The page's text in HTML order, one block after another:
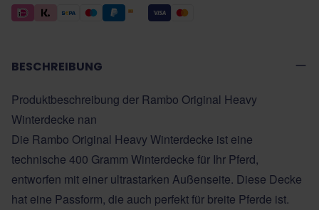
BESCHREIBUNG
Produktbeschreibung der Rambo Original Heavy
Winterdecke nan
Die Rambo Original Heavy Winterdecke ist eine
technische 400 Gramm Winterdecke für Ihr Pferd,
entworfen mit einer ultrastarken Außenseite. Diese Decke
hat eine Passform, die auch perfekt für breite Pferde ist.